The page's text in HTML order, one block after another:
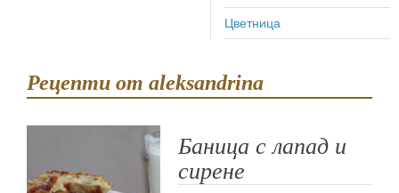
Цветница
Рецепти от aleksandrina
Баница с лапад и
сирене